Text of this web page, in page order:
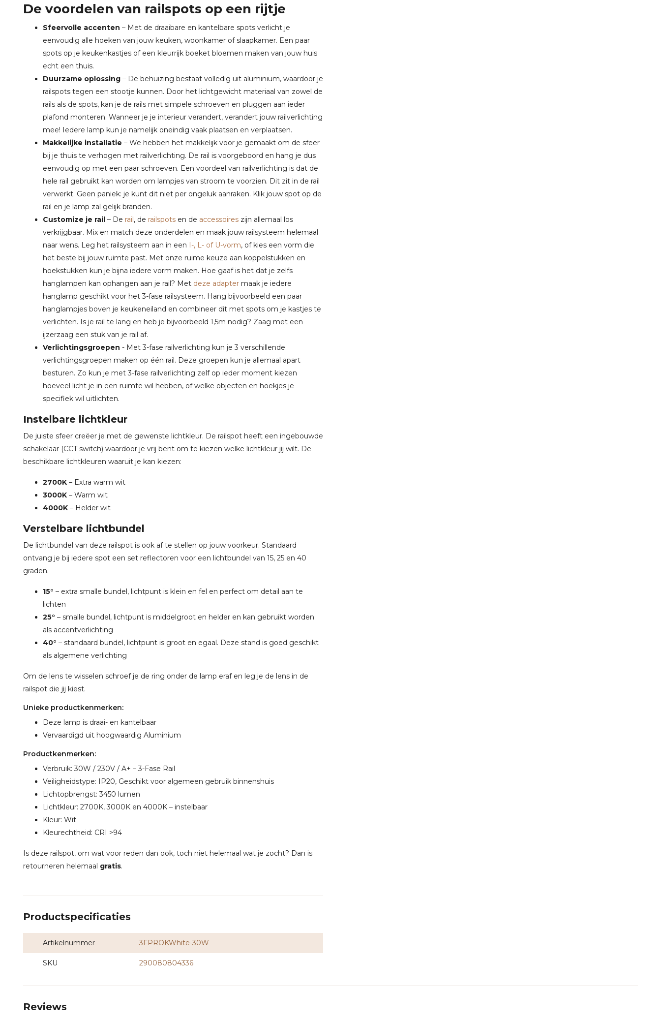
De voordelen van railspots op een rijtje
Sfeervolle accenten – Met de draaibare en kantelbare spots verlicht je
eenvoudig alle hoeken van jouw keuken, woonkamer of slaapkamer. Een paar
spots op je keukenkastjes of een kleurrijk boeket bloemen maken van jouw huis
echt een thuis.
Duurzame oplossing – De behuizing bestaat volledig uit aluminium, waardoor je
railspots tegen een stootje kunnen. Door het lichtgewicht materiaal van zowel de
rails als de spots, kan je de rails met simpele schroeven en pluggen aan ieder
plafond monteren. Wanneer je je interieur verandert, verandert jouw railverlichting
mee! Iedere lamp kun je namelijk oneindig vaak plaatsen en verplaatsen.
Makkelijke installatie – We hebben het makkelijk voor je gemaakt om de sfeer
bij je thuis te verhogen met railverlichting. De rail is voorgeboord en hang je dus
eenvoudig op met een paar schroeven. Een voordeel van railverlichting is dat de
hele rail gebruikt kan worden om lampjes van stroom te voorzien. Dit zit in de rail
verwerkt. Geen paniek: je kunt dit niet per ongeluk aanraken. Klik jouw spot op de
rail en je lamp zal gelijk branden.
Customize je rail – De rail, de railspots en de accessoires zijn allemaal los
verkrijgbaar. Mix en match deze onderdelen en maak jouw railsysteem helemaal
naar wens. Leg het railsysteem aan in een I-, L- of U-vorm, of kies een vorm die
het beste bij jouw ruimte past. Met onze ruime keuze aan koppelstukken en
hoekstukken kun je bijna iedere vorm maken. Hoe gaaf is het dat je zelfs
hanglampen kan ophangen aan je rail? Met deze adapter maak je iedere
hanglamp geschikt voor het 3-fase railsysteem. Hang bijvoorbeeld een paar
hanglampjes boven je keukeneiland en combineer dit met spots om je kastjes te
verlichten. Is je rail te lang en heb je bijvoorbeeld 1,5m nodig? Zaag met een
ijzerzaag een stuk van je rail af.
Verlichtingsgroepen - Met 3-fase railverlichting kun je 3 verschillende
verlichtingsgroepen maken op één rail. Deze groepen kun je allemaal apart
besturen. Zo kun je met 3-fase railverlichting zelf op ieder moment kiezen
hoeveel licht je in een ruimte wil hebben, of welke objecten en hoekjes je
specifiek wil uitlichten.
Instelbare lichtkleur
De juiste sfeer creëer je met de gewenste lichtkleur. De railspot heeft een ingebouwde
schakelaar (CCT switch) waardoor je vrij bent om te kiezen welke lichtkleur jij wilt. De
beschikbare lichtkleuren waaruit je kan kiezen:
2700K – Extra warm wit
3000K – Warm wit
4000K – Helder wit
Verstelbare lichtbundel
De lichtbundel van deze railspot is ook af te stellen op jouw voorkeur. Standaard
ontvang je bij iedere spot een set reflectoren voor een lichtbundel van 15, 25 en 40
graden.
15° – extra smalle bundel, lichtpunt is klein en fel en perfect om detail aan te
lichten
25° – smalle bundel, lichtpunt is middelgroot en helder en kan gebruikt worden
als accentverlichting
40° – standaard bundel, lichtpunt is groot en egaal. Deze stand is goed geschikt
als algemene verlichting
Om de lens te wisselen schroef je de ring onder de lamp eraf en leg je de lens in de
railspot die jij kiest.
Unieke productkenmerken:
Deze lamp is draai- en kantelbaar
Vervaardigd uit hoogwaardig Aluminium
Productkenmerken:
Verbruik: 30W / 230V / A+ – 3-Fase Rail
Veiligheidstype: IP20, Geschikt voor algemeen gebruik binnenshuis
Lichtopbrengst: 3450 lumen
Lichtkleur: 2700K, 3000K en 4000K – instelbaar
Kleur: Wit
Kleurechtheid: CRI >94
Is deze railspot, om wat voor reden dan ook, toch niet helemaal wat je zocht? Dan is
retourneren helemaal gratis.
Productspecificaties
Artikelnummer 3FPROKWhite-30W
SKU 290080804336
Reviews